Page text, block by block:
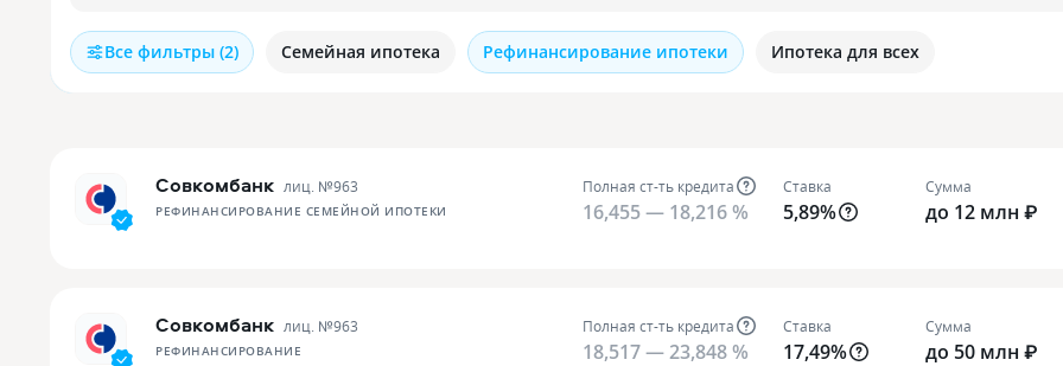
Все фильтры (2) Семейная ипотека Рефинансирование ипотеки Ипотека для всех
Совкомбанк лиц. №963
РЕФИНАНСИРОВАНИЕ СЕМЕЙНОЙ ИПОТЕКИ
Полная ст-ть кредита
16,455 — 18,216 %
Ставка
5,89%
Сумма
до 12 млн ₽
Совкомбанк лиц. №963
РЕФИНАНСИРОВАНИЕ
Полная ст-ть кредита
18,517 — 23,848 %
Ставка
17,49%
Сумма
до 50 млн ₽